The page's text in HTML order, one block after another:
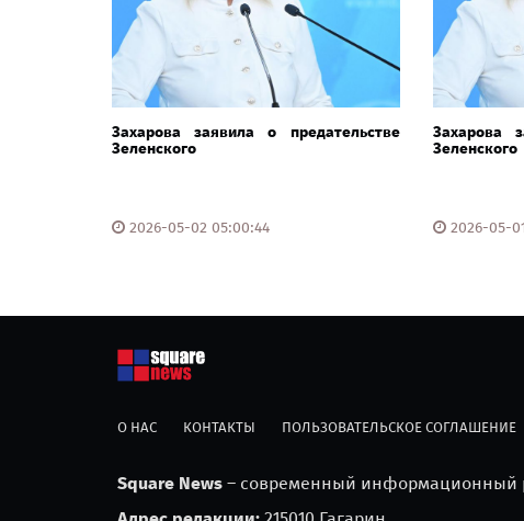
Захарова заявила о предательстве
Зеленского
2026-05-02 05:00:44
Захарова
Зеленского
2026-05-
О НАС КОНТАКТЫ ПОЛЬЗОВАТЕЛЬСКОЕ СОГЛАШЕНИЕ
Square News – современный информационный